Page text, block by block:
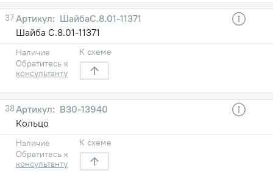
37
ШайбаС.8.01-11371
Шайба С.8.01-11371
Наличие
Обратитесь к
консультанту
К схеме
38
В30-13940
Кольцо
Наличие
Обратитесь к
консультанту
К схеме